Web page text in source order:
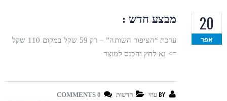
20
אפר
מבצע חדש :
ערכת “הציפור השותה” – רק 59 שקל במקום 110 שקל
=> נא לחץ והכנס למוצר
עוזי חדשות
0 COMMENTS